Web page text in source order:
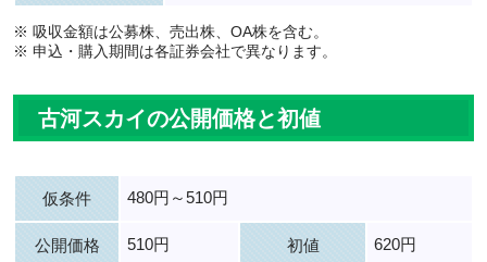
※ 吸収金額は公募株、売出株、OA株を含む。
※ 申込・購入期間は各証券会社で異なります。
古河スカイの公開価格と初値
仮条件 480円～510円
公開価格 510円 初値 620円